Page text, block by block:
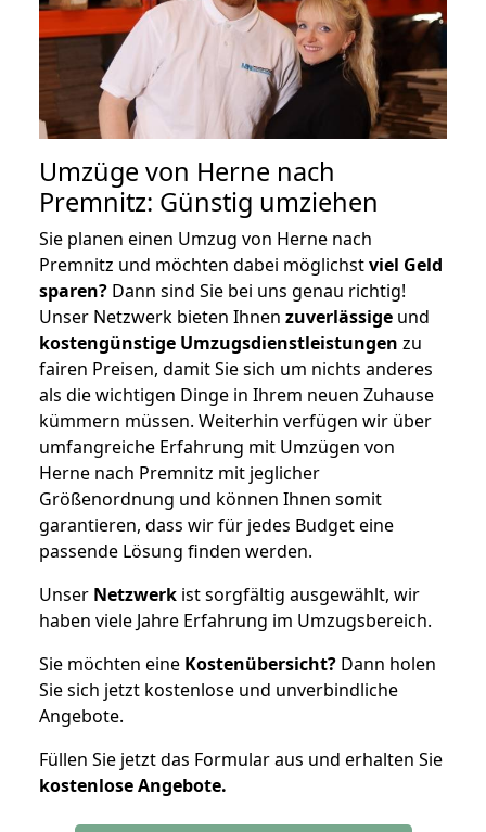
Umzüge von Herne nach
Premnitz: Günstig umziehen
Sie planen einen Umzug von Herne nach
Premnitz und möchten dabei möglichstviel Geld
sparen? Dann sind Sie bei uns genau richtig!
Unser Netzwerk bieten Ihnen zuverlässige und
kostengünstige Umzugsdienstleistungen zu
fairen Preisen, damit Sie sich um nichts anderes
als die wichtigen Dinge in Ihrem neuen Zuhause
kümmern müssen. Weiterhin verfügen wir über
umfangreiche Erfahrung mit Umzügen von
Herne nach Premnitz mit jeglicher
Größenordnung und können Ihnen somit
garantieren, dass wir für jedes Budget eine
passende Lösung finden werden.
Unser Netzwerk ist sorgfältig ausgewählt, wir
haben viele Jahre Erfahrung im Umzugsbereich.
Sie möchten eine Kostenübersicht? Dann holen
Sie sich jetzt kostenlose und unverbindliche
Angebote.
Füllen Sie jetzt das Formular aus und erhalten Sie
kostenloseAngebote.